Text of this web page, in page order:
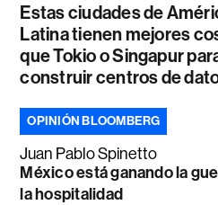
Estas ciudades de
Latina tienen mejores
que Tokio o Singapur
construir centros de
OPINIÓN BLOOMBERG
Juan Pablo Spinetto
México está ganando la
la hospitalidad